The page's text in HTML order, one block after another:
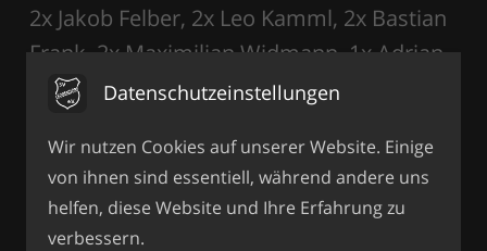
2x Jakob Felber, 2x Leo Kamml, 2x Bastian
Frank, 2x Maximilian Widmann, 1x Adrian
Hecker
D2-Junioren
Die D2-Mannschaft startete in ihrer
Datenschutzeinstellungen
Wir nutzen Cookies auf unserer Website. Einige
von ihnen sind essentiell, während andere uns
helfen, diese Website und Ihre Erfahrung zu
verbessern.